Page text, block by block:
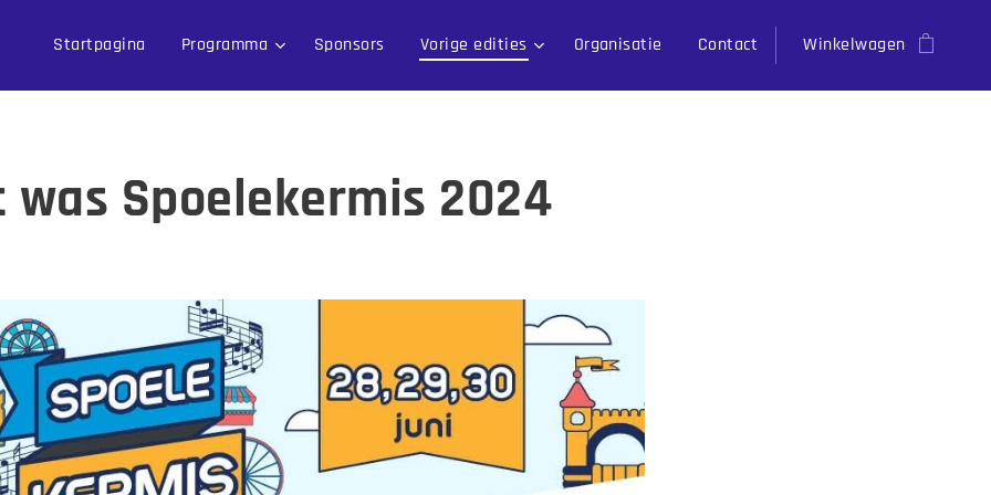
Startpagina Programma Sponsors Vorige edities Organisatie Contact Winkelwagen
was Spoelekermis 2024